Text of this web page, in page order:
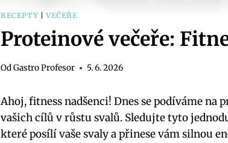
RECEPTY |VEČEŘE
Proteinové večeře:
OdGastro Profesor 5. 6. 2026
Ahoj, fitness nadšenci! Dnes se podíváme
vašich cílů v růstu svalů. Sledujte tyto
které posílí vaše svaly a přinese vám silnou